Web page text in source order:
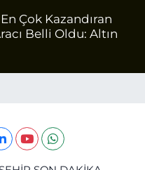
Çok Kazandıran
Belli Oldu: Altın